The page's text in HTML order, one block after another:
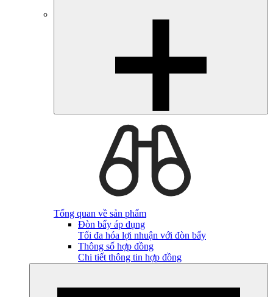
Tổng quan về sản phẩm
Đòn bẩy áp dụng
Tối đa hóa lợi nhuận với đòn bẩy
Thông số hợp đồng
Chi tiết thông tin hợp đồng